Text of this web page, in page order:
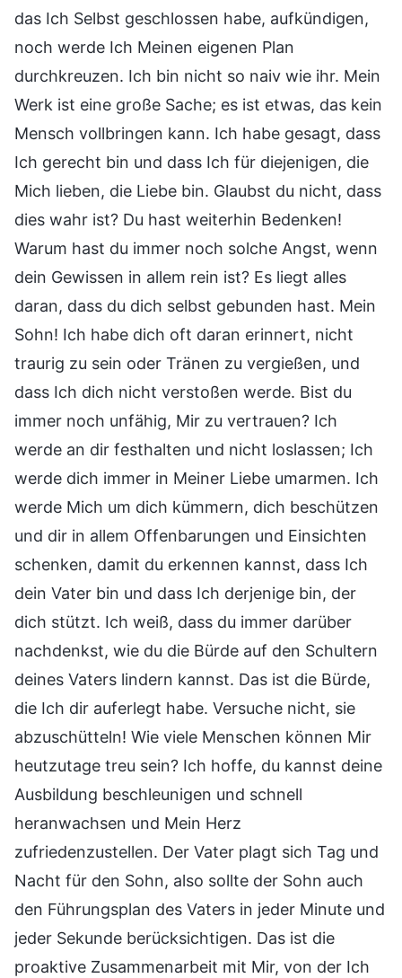
das Ich Selbst geschlossen habe, aufkündigen,
noch werde Ich Meinen eigenen Plan
durchkreuzen. Ich bin nicht so naiv wie ihr. Mein
Werk ist eine große Sache; es ist etwas, das kein
Mensch vollbringen kann. Ich habe gesagt, dass
Ich gerecht bin und dass Ich für diejenigen, die
Mich lieben, die Liebe bin. Glaubst du nicht, dass
dies wahr ist? Du hast weiterhin Bedenken!
Warum hast du immer noch solche Angst, wenn
dein Gewissen in allem rein ist? Es liegt alles
daran, dass du dich selbst gebunden hast. Mein
Sohn! Ich habe dich oft daran erinnert, nicht
traurig zu sein oder Tränen zu vergießen, und
dass Ich dich nicht verstoßen werde. Bist du
immer noch unfähig, Mir zu vertrauen? Ich
werde an dir festhalten und nicht loslassen; Ich
werde dich immer in Meiner Liebe umarmen. Ich
werde Mich um dich kümmern, dich beschützen
und dir in allem Offenbarungen und Einsichten
schenken, damit du erkennen kannst, dass Ich
dein Vater bin und dass Ich derjenige bin, der
dich stützt. Ich weiß, dass du immer darüber
nachdenkst, wie du die Bürde auf den Schultern
deines Vaters lindern kannst. Das ist die Bürde,
die Ich dir auferlegt habe. Versuche nicht, sie
abzuschütteln! Wie viele Menschen können Mir
heutzutage treu sein? Ich hoffe, du kannst deine
Ausbildung beschleunigen und schnell
heranwachsen und Mein Herz
zufriedenzustellen. Der Vater plagt sich Tag und
Nacht für den Sohn, also sollte der Sohn auch
den Führungsplan des Vaters in jeder Minute und
jeder Sekunde berücksichtigen. Das ist die
proaktive Zusammenarbeit mit Mir, von der Ich